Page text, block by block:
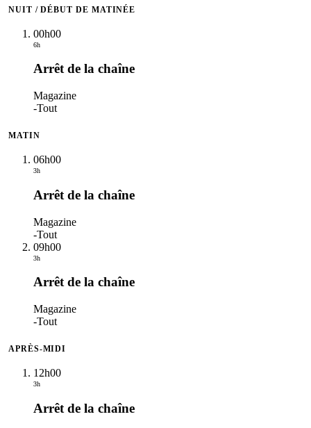
NUIT / DÉBUT DE MATINÉE
00h00
6h
Arrêt de la chaîne
Magazine
-Tout
MATIN
06h00
3h
Arrêt de la chaîne
Magazine
-Tout
09h00
3h
Arrêt de la chaîne
Magazine
-Tout
APRÈS-MIDI
12h00
3h
Arrêt de la chaîne